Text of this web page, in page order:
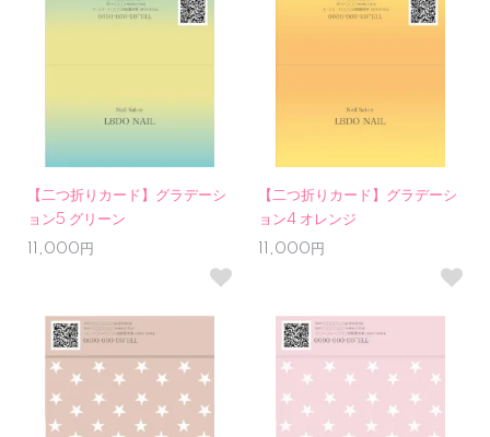
【二つ折りカード】グラデーシ
ョン5 グリーン
11,000円
【二つ折りカード】グラデーシ
ョン4 オレンジ
11,000円